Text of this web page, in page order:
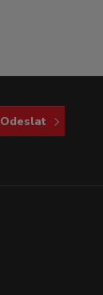
Odeslat